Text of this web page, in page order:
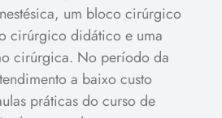
um bloco cirúrgico
cirúrgico didático e uma
cirúrgica. No período da
a baixo custo
práticas do curso de